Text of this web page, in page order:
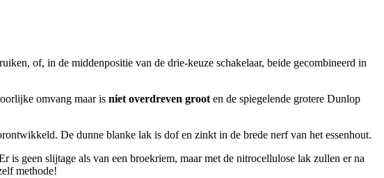
of, in de middenpositie van de drie-keuze schakelaar, beide gecombineerd in
omvang maar is niet overdreven groot en de spiegelende grotere Dunlop
De dunne blanke lak is dof en zinkt in de brede nerf van het essenhout.
is geen slijtage als van een broekriem, maar met de nitrocellulose lak zullen er na
methode!